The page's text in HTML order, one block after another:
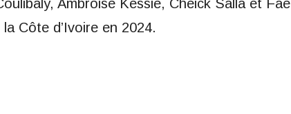
Ambroise Kessie, Cheick Salla et Fae
Côte d’Ivoire en 2024.